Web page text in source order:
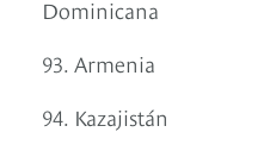
Dominicana
93. Armenia
94. Kazajistán